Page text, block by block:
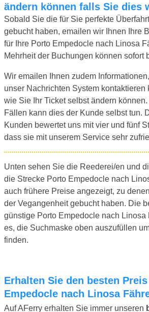
ändern können falls Sie dies
Sobald Sie die für Sie perfekte
gebucht haben, emailen wir Ihnen Ihre
für Ihre Porto Empedocle nach Linosa
Mehrheit der Buchungen können sofort
Wir emailen Ihnen zudem
unser Nachrichten System kontaktieren
wie Sie Ihr Ticket selbst ändern
Fällen kann dies der Kunde selbst tun.
Kunden bewertet uns mit vier und fünf
dass sie mit unserem Service sehr
Unten sehen Sie die Reederei/en und
die Strecke Porto Empedocle nach
auch frühere Preise angezeigt, zu
der Vegangenheit gebucht haben. Die
günstige Porto Empedocle nach Linosa
es, die Suchmaske oben auszufüllen
finden.
Erhalten Sie den besten Preis für Ihre Porto
Empedocle nach Linosa
Auf AFerry erhalten Sie immer unseren